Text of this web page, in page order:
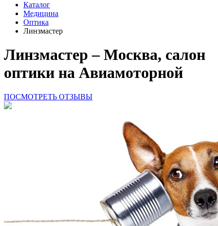
Каталог
Медицина
Оптика
Линзмастер
Линзмастер – Москва, салон
оптики на Авиамоторной
ПОСМОТРЕТЬ ОТЗЫВЫ